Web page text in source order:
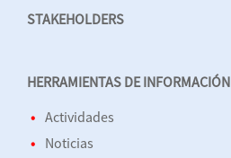
STAKEHOLDERS
HERRAMIENTAS DE INFORMACIÓN
Actividades
Noticias